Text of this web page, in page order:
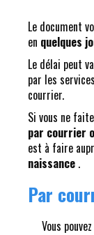
Le document
en quelques
Le délai peut
par les
courrier.
Si vous ne
par courrier
est à faire
naissance .
Par
Vous